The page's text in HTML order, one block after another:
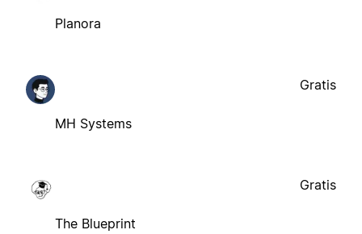
Planora
MH Systems
Gratis
The Blueprint
Gratis